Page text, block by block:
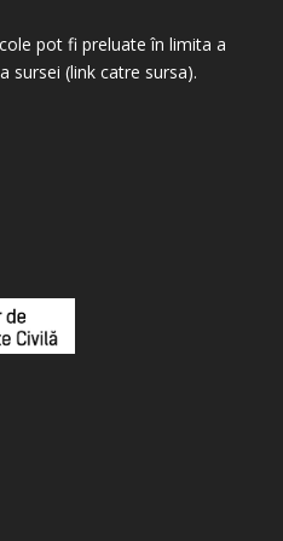
pot fi preluate în limita a
sursei (link catre sursa).